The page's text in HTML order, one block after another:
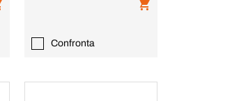
Confronta